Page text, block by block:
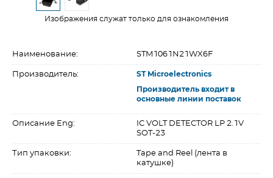
Изображения служат только для ознакомления
Наименование: STM1061N21WX6F
Производитель: ST Microelectronics
Производитель входит в
основные линии поставок
Описание Eng:
IC VOLT DETECTOR LP 2.1V
SOT-23
Тип упаковки:
Tape and Reel (лента в
катушке)